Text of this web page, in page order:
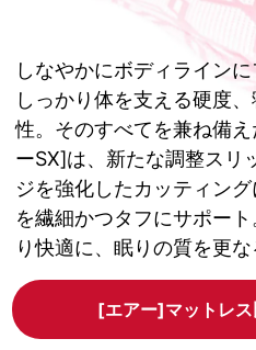
しなやかにボディライン
しっかり体を支える硬度
性。そのすべてを兼ね備
ーSX]は、新たな調整スリ
ジを強化したカッティン
を繊細かつタフにサポー
り快適に、眠りの質を更な
[エアー]マットレ